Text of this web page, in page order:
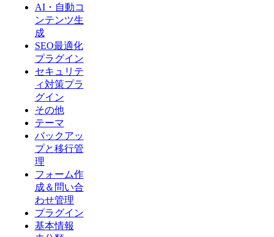
AI・自動コ
ンテンツ生
成
SEO最適化
プラグイン
セキュリテ
ィ対策プラ
グイン
その他
テーマ
バックアッ
プと移行管
理
フォーム作
成＆問い合
わせ管理
プラグイン
基本情報